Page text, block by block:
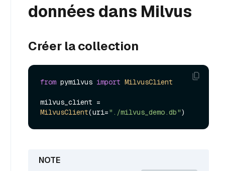
données dans Milvus
Créer la collection
from pymilvus import MilvusClient
MilvusClient(uri="./milvus_demo.db"